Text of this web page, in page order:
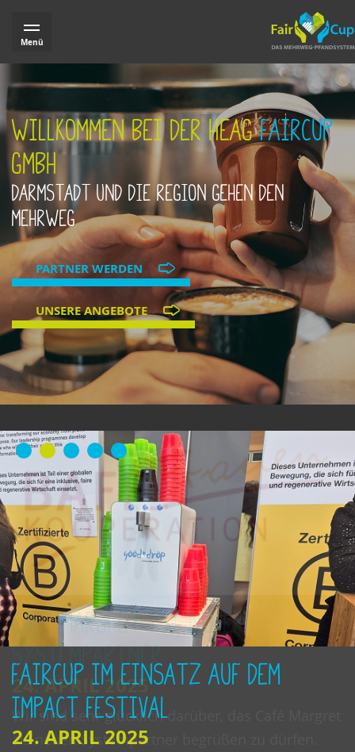
Menü
Willkommen bei der HeagFairCup
GmbH
Darmstadt und die Region gehen den
Mehrweg
PARTNER WERDEN
UNSERE ANGEBOTE
FairCup im Einsatz auf dem
Impact Festival
24. APRIL 2025